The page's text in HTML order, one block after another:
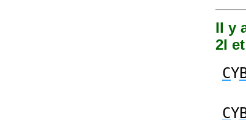
Il y
2I
CY
CY